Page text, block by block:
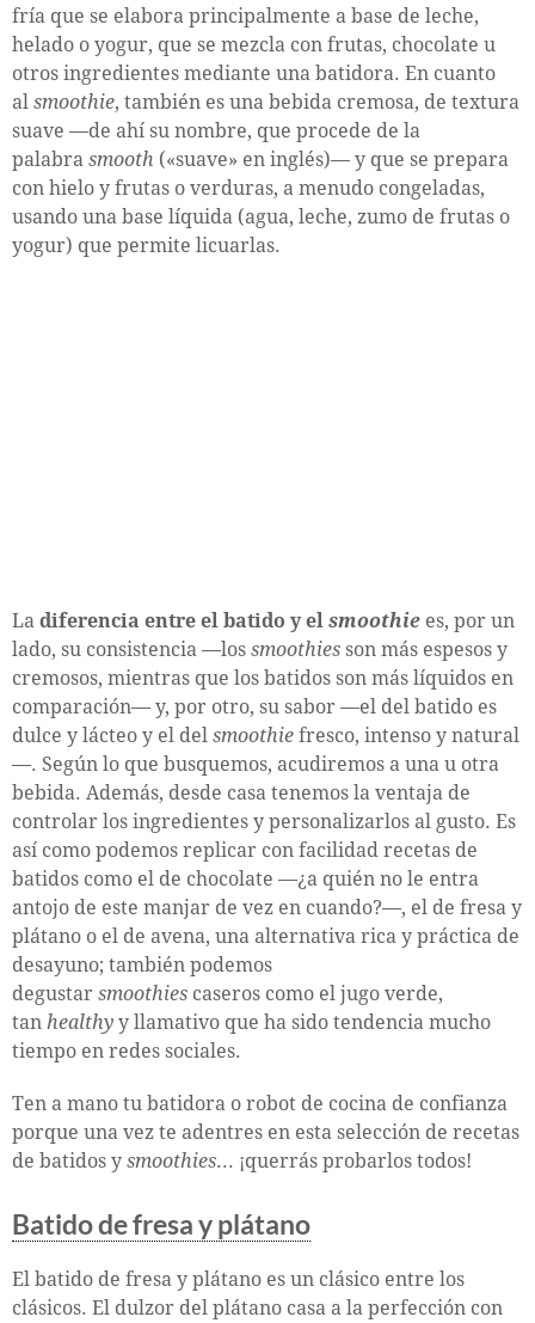
fría que se elabora principalmente a base de leche,
helado o yogur, que se mezcla con frutas, chocolate u
otros ingredientes mediante una batidora. En cuanto
al smoothie, también es una bebida cremosa, de textura
suave —de ahí su nombre, que procede de la
palabra smooth («suave» en inglés)— y que se prepara
con hielo y frutas o verduras, a menudo congeladas,
usando una base líquida (agua, leche, zumo de frutas o
yogur) que permite licuarlas.
La diferencia entre el batido y el smoothie es, por un
lado, su consistencia —los smoothies son más espesos y
cremosos, mientras que los batidos son más líquidos en
comparación— y, por otro, su sabor —el del batido es
dulce y lácteo y el del smoothie fresco, intenso y natural
—. Según lo que busquemos, acudiremos a una u otra
bebida. Además, desde casa tenemos la ventaja de
controlar los ingredientes y personalizarlos al gusto. Es
así como podemos replicar con facilidad recetas de
batidos como el de chocolate —¿a quién no le entra
antojo de este manjar de vez en cuando?—, el de fresa y
plátano o el de avena, una alternativa rica y práctica de
desayuno; también podemos
degustar smoothies caseros como el jugo verde,
tan healthy y llamativo que ha sido tendencia mucho
tiempo en redes sociales.
Ten a mano tu batidora o robot de cocina de confianza
porque una vez te adentres en esta selección de recetas
de batidos y smoothies... ¡querrás probarlos todos!
Batido de fresa y plátano
El batido de fresa y plátano es un clásico entre los
clásicos. El dulzor del plátano casa a la perfección con